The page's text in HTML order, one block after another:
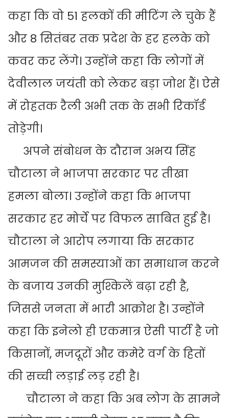
कहा कि वो 51 हलकों की मीटिंग ले चुके हैं
और 8 सितंबर तक प्रदेश के हर हलके को
कवर कर लेंगे। उन्होंने कहा कि लोगों में
देवीलाल जयंती को लेकर बड़ा जोश हैं। ऐसे
में रोहतक रैली अभी तक के सभी रिकॉर्ड
तोड़ेगी।
अपने संबोधन के दौरान अभय सिंह
चौटाला ने भाजपा सरकार पर तीखा
हमला बोला। उन्होंने कहा कि भाजपा
सरकार हर मोर्चे पर विफल साबित हुई है।
चौटाला ने आरोप लगाया कि सरकार
आमजन की समस्याओं का समाधान करने
के बजाय उनकी मुश्किलें बढ़ा रही है,
जिससे जनता में भारी आक्रोश है। उन्होंने
कहा कि इनेलो ही एकमात्र ऐसी पार्टी है जो
किसानों, मजदूरों और कमेरे वर्ग के हितों
की सच्ची लड़ाई लड़ रही है।
चौटाला ने कहा कि अब लोग के सामने